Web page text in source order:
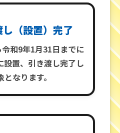
（設置）完了
和9年1月31日までに
設置、引き渡し完了し
なります。